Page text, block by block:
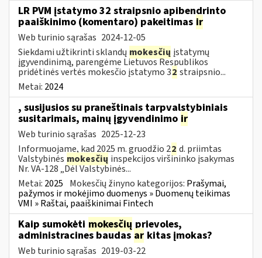
LR PVM įstatymo 32 straipsnio apibendrinto
paaiškinimo (komentaro) pakeitimas ir
Web turinio sąrašas 2024-12-05
Siekdami užtikrinti sklandų mokesčių įstatymų
įgyvendinimą, parengėme Lietuvos Respublikos
pridėtinės vertės mokesčio įstatymo 32 straipsnio...
Metai: 2024
, susijusios su praneštinais tarpvalstybiniais
susitarimais, mainų įgyvendinimo ir
Web turinio sąrašas 2025-12-23
Informuojame, kad 2025 m. gruodžio 22 d. priimtas
Valstybinės mokesčių inspekcijos viršininko įsakymas
Nr. VA-128 „Dėl Valstybinės...
Metai: 2025 Mokesčių žinyno kategorijos: Prašymai,
pažymos ir mokėjimo duomenys » Duomenų teikimas
VMI » Raštai, paaiškinimai Fintech
Kaip sumokėti mokesčių prievoles,
administracines baudasar kitas įmokas?
Web turinio sąrašas 2019-03-22